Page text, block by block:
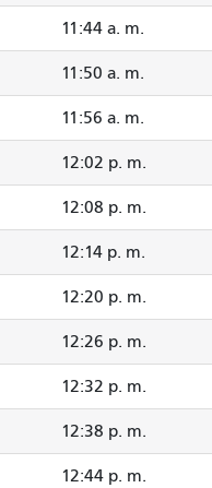
11:44 a. m.
11:50 a. m.
11:56 a. m.
12:02 p. m.
12:08 p. m.
12:14 p. m.
12:20 p. m.
12:26 p. m.
12:32 p. m.
12:38 p. m.
12:44 p. m.